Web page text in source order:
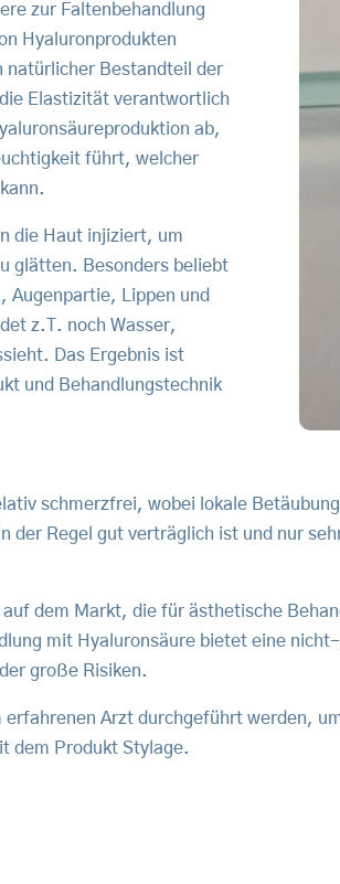
zur Faltenbehandlung
Hyaluronprodukten
natürlicher Bestandteil der
Elastizität verantwortlich
ab,
führt, welcher
die Haut injiziert, um
glätten. Besonders beliebt
Augenpartie, Lippen und
z.T. noch Wasser,
Das Ergebnis ist
und Behandlungstechnik
schmerzfrei, wobei lokale
der Regel gut verträglich ist und nur
dem Markt, die für ästhetische
mit Hyaluronsäure bietet eine
große Risiken.
erfahrenen Arzt durchgeführt werden,
dem Produkt Stylage.